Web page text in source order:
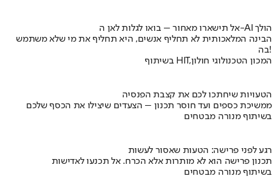
אל תישארו מאחור – בואו לגלות לאן ה-AI הולך
הבינה המלאכותית לא תחליף אנשים, היא תחליף את מי שלא משתמש
בה!
בשיתוף HIT,המכון הטכנולוגי חולון
הטעויות שיחתכו לכם את קצבת הפנסיה
ממשיכת כספים ועד חוסר תכנון – הצעדים שיצילו את הכסף שלכם
בשיתוף מנורה מבטחים
רגע לפני פרישה: הטעות שאסור לעשות
תכנון פרישה הוא לא מותרות אלא הכרח. אל תכנעו לאדישות
בשיתוף מנורה מבטחים